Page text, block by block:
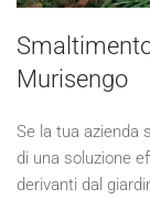
Murisengo
Se la tua azienda
di una soluzione
derivanti dal